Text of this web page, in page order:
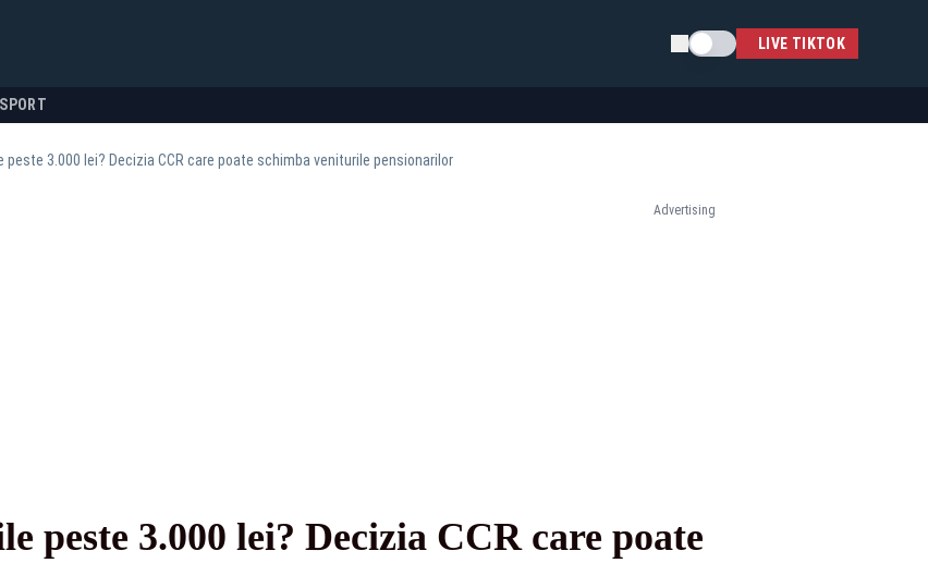
Schimba temaLIVE TIKTOK
SPORT
peste 3.000 lei? Decizia CCR care poate schimba veniturile pensionarilor
Advertising
peste 3.000 lei? Decizia CCR care poate